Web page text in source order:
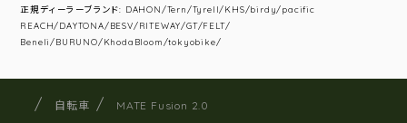
正規ディーラーブランド: DAHON/Tern/Tyrell/KHS/birdy/pacific
REACH/DAYTONA/BESV/RITEWAY/GT/FELT/
Beneli/BURUNO/KhodaBloom/tokyobike/
サイト内の現在地
サイクルショップナカゴヤ
自転車 MATE Fusion 2.0